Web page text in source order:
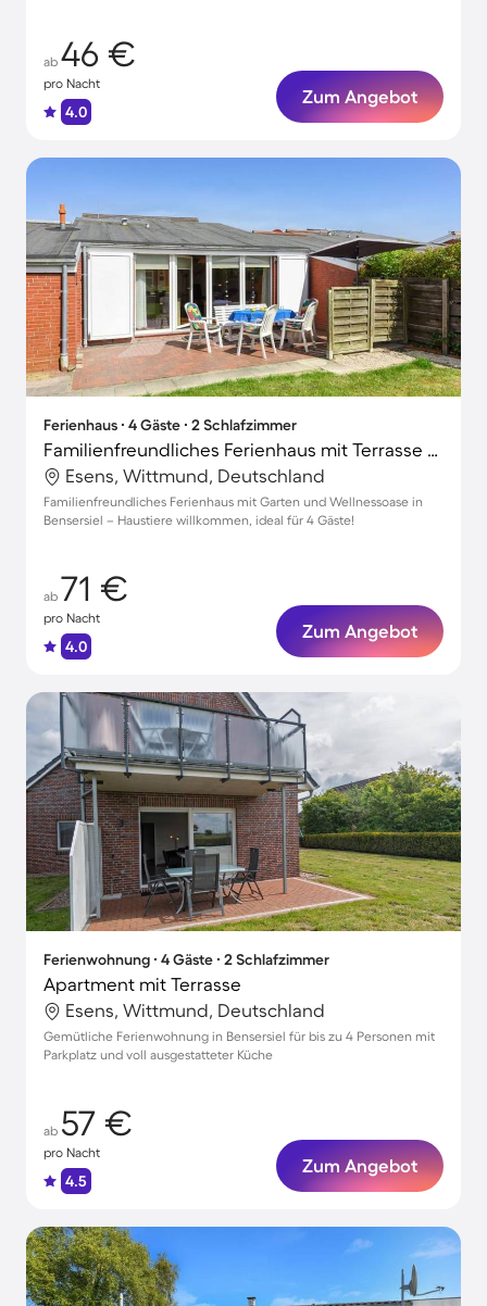
ab 46 €
pro Nacht
4.0
Zum Angebot
Ferienhaus ∙ 4 Gäste ∙ 2 Schlafzimmer
Familienfreundliches Ferienhaus mit Terrasse und Garten | Haustiere sind willkommen
Esens, Wittmund, Deutschland
Familienfreundliches Ferienhaus mit Garten und Wellnessoase in
Bensersiel – Haustiere willkommen, ideal für 4 Gäste!
ab 71 €
pro Nacht
4.0
Zum Angebot
Ferienwohnung ∙ 4 Gäste ∙ 2 Schlafzimmer
Apartment mit Terrasse
Esens, Wittmund, Deutschland
Gemütliche Ferienwohnung in Bensersiel für bis zu 4 Personen mit
Parkplatz und voll ausgestatteter Küche
ab 57 €
pro Nacht
4.5
Zum Angebot